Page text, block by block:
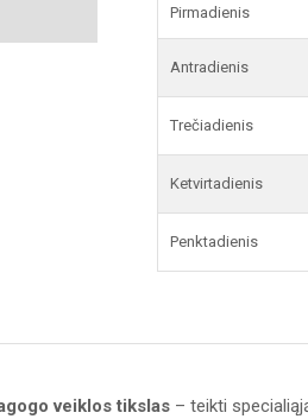
Pirmadienis
Antradienis
Trečiadienis
Ketvirtadienis
Penktadienis
veiklos tikslas – teikti